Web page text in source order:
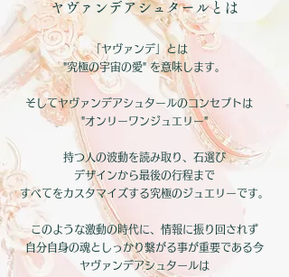
​ヤヴァンデアシュタールとは
「ヤヴァンデ」とは
"究極の宇宙の愛" を意味します。
そしてヤヴァンデアシュタールのコンセプトは
"オンリーワンジュエリー"
持つ人の波動を読み取り、石選び
デザインから最後の行程まで
すべてをカスタマイズする究極のジュエリーです。
このような激動の時代に、情報に振り回されず
自分自身の魂としっかり繋がる事が重要である今
ヤヴァンデアシュタールは